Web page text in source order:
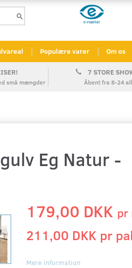
Populære varer Om os
små mængder
7 STORE
Åbent fra 8-24
Eg Natur -
179,00 DKK pr
211,00 DKK pr
Mere information